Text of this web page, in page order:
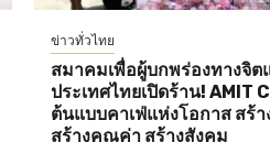
ข่าวทั่วไทย
สมาคมเพื่อผู้บกพร่องทางจิต
ประเทศไทยเปิดร้าน! AMIT
ต้นแบบคาเฟ่แห่งโอกาส สร้
สร้างคุณค่า สร้างสังคม